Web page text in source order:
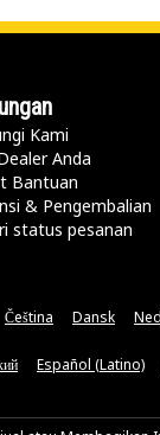
Kami
Anda
Bantuan
& Pengembalian
status pesanan
Čeština Dansk
Español (Latino)